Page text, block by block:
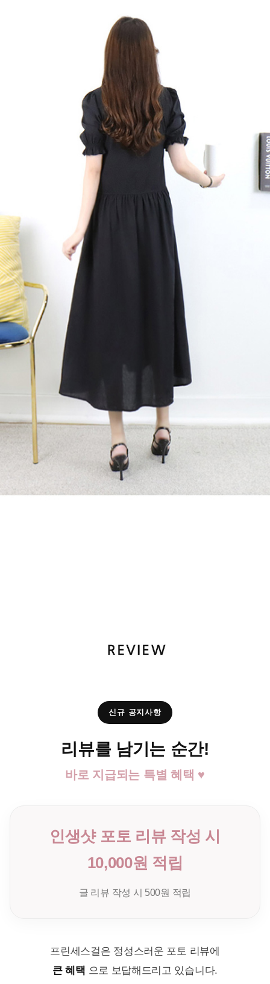
신규 공지사항
리뷰를 남기는 순간!
바로 지급되는 특별 혜택 ♥
인생샷 포토 리뷰 작성 시
10,000원 적립
글 리뷰 작성 시 500원 적립
프린세스걸은 정성스러운 포토 리뷰에
큰 혜택 으로 보답해드리고 있습니다.